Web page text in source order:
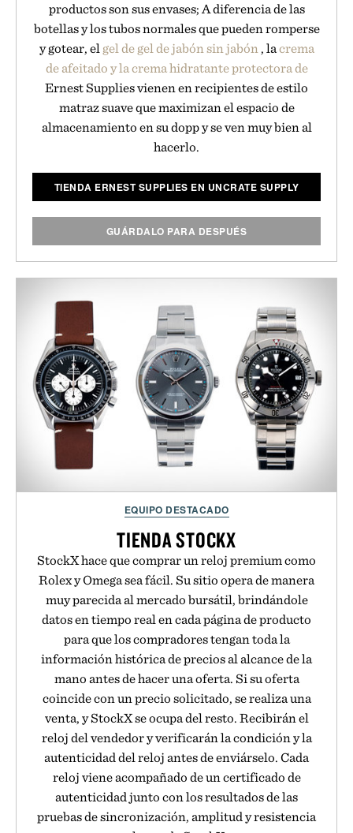
productos son sus envases; A diferencia de las
botellas y los tubos normales que pueden romperse
y gotear, el gel de gel de jabón sin jabón , lacrema
de afeitado y la crema hidratante protectora de
Ernest Supplies vienen en recipientes de estilo
matraz suave que maximizan el espacio de
almacenamiento en su dopp y se ven muy bien al
hacerlo.
TIENDA ERNEST SUPPLIES EN UNCRATE SUPPLY
GUÁRDALO PARA DESPUÉS
EQUIPO DESTACADO
TIENDA STOCKX
StockX hace que comprar un reloj premium como
Rolex y Omega sea fácil. Su sitio opera de manera
muy parecida al mercado bursátil, brindándole
datos en tiempo real en cada página de producto
para que los compradores tengan toda la
información histórica de precios al alcance de la
mano antes de hacer una oferta. Si su oferta
coincide con un precio solicitado, se realiza una
venta, y StockX se ocupa del resto. Recibirán el
reloj del vendedor y verificarán la condición y la
autenticidad del reloj antes de enviárselo. Cada
reloj viene acompañado de un certificado de
autenticidad junto con los resultados de las
pruebas de sincronización, amplitud y resistencia